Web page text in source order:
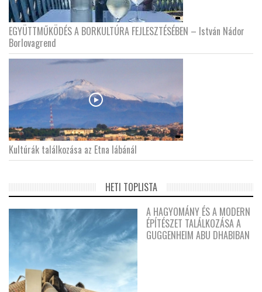
EGYÜTTMŰKÖDÉS A BORKULTÚRA FEJLESZTÉSÉBEN – István Nádor
Borlovagrend
Kultúrák találkozása az Etna lábánál
HETI TOPLISTA
A HAGYOMÁNY ÉS A MODERN
ÉPÍTÉSZET TALÁLKOZÁSA A
GUGGENHEIM ABU DHABIBAN